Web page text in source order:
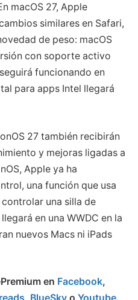
macOS 27, Apple
similares en Safari,
de peso: macOS
con soporte activo
funcionando en
para apps Intel llegará
27 también recibirán
y mejoras ligadas a
Apple ya ha
una función que usa
una silla de
en una WWDC en la
nuevos Macs ni iPads
en Facebook,